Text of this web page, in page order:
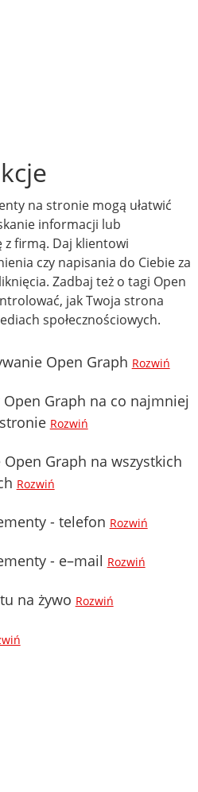
na stronie mogą ułatwić
informacji lub
firmą. Daj klientowi
czy napisania do Ciebie za
Zadbaj też o tagi Open
jak Twoja strona
społecznościowych.
Open Graph Rozwiń
Graph na co najmniej
Rozwiń
Graph na wszystkich
Rozwiń
- telefon Rozwiń
- e–mail Rozwiń
na żywo Rozwiń